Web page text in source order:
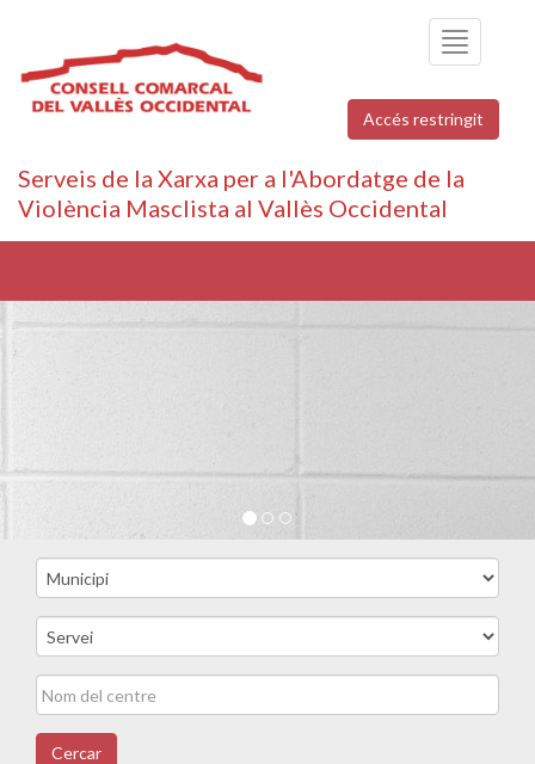
Toggle
navigation
Accés restringit
Serveis de la Xarxa per a l'Abordatge de la
Violència Masclista al Vallès Occidental
Cercar